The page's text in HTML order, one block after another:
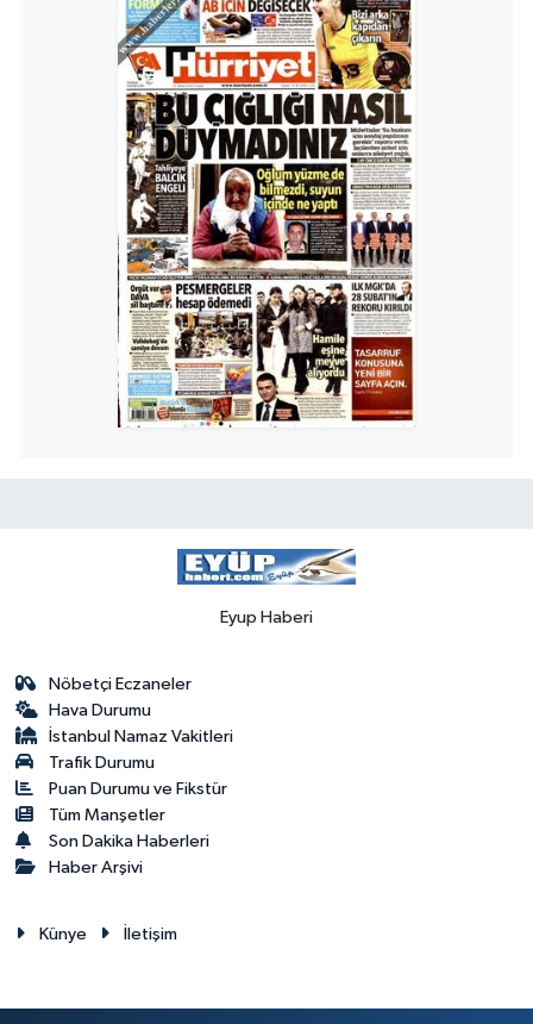
Eyup Haberi
Nöbetçi Eczaneler
Hava Durumu
İstanbul Namaz Vakitleri
Trafik Durumu
Puan Durumu ve Fikstür
Tüm Manşetler
Son Dakika Haberleri
Haber Arşivi
Künye İletişim